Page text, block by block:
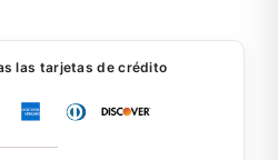
las tarjetas de crédito